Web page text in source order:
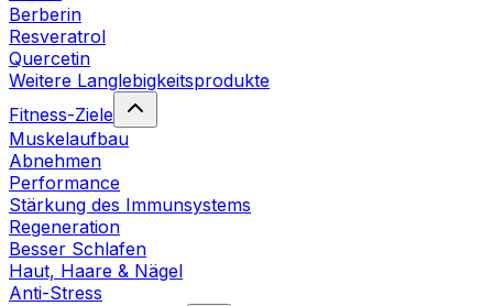
Berberin
Resveratrol
Quercetin
Weitere Langlebigkeitsprodukte
Fitness-Ziele
Muskelaufbau
Abnehmen
Performance
Stärkung des Immunsystems
Regeneration
Besser Schlafen
Haut, Haare & Nägel
Anti-Stress